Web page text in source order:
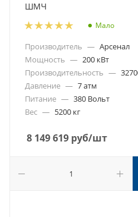
ШМЧ
Мало
Производитель — Арсенал
Мощность — 200 кВт
Производительность —
Давление — 7 атм
Питание — 380 Вольт
Вес — 5200 кг
8 149 619 руб/шт